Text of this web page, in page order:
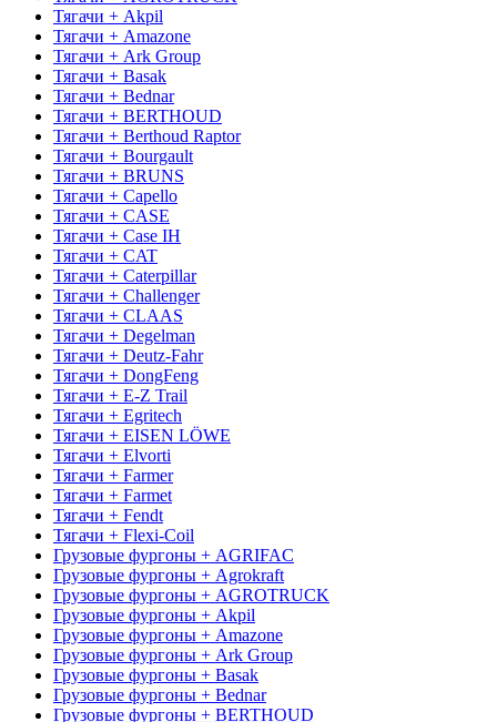
Тягачи + Akpil
Тягачи + Amazone
Тягачи + Ark Group
Тягачи + Basak
Тягачи + Bednar
Тягачи + BERTHOUD
Тягачи + Berthoud Raptor
Тягачи + Bourgault
Тягачи + BRUNS
Тягачи + Capello
Тягачи + CASE
Тягачи + Case IH
Тягачи + CAT
Тягачи + Caterpillar
Тягачи + Challenger
Тягачи + CLAAS
Тягачи + Degelman
Тягачи + Deutz-Fahr
Тягачи + DongFeng
Тягачи + E-Z Trail
Тягачи + Egritech
Тягачи + EISEN LÖWE
Тягачи + Elvorti
Тягачи + Farmer
Тягачи + Farmet
Тягачи + Fendt
Тягачи + Flexi-Coil
Грузовые фургоны + AGRIFAC
Грузовые фургоны + Agrokraft
Грузовые фургоны + AGROTRUCK
Грузовые фургоны + Akpil
Грузовые фургоны + Amazone
Грузовые фургоны + Ark Group
Грузовые фургоны + Basak
Грузовые фургоны + Bednar
Грузовые фургоны + BERTHOUD